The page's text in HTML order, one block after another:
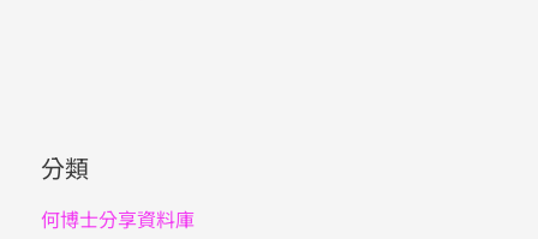
分類
何博士分享資料庫